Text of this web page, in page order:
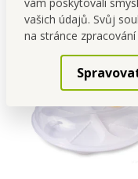
vašich údajů. Svůj
na stránce